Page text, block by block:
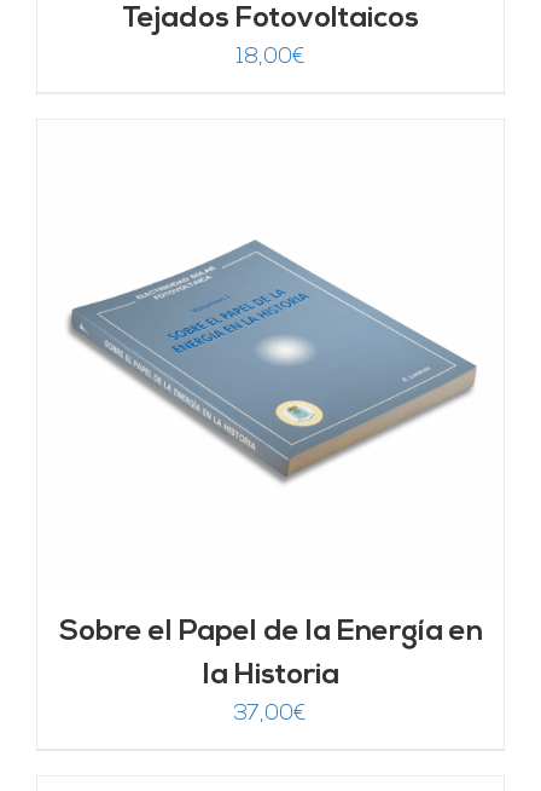
Tejados Fotovoltaicos
18,00€
Sobre el Papel de la Energía en
la Historia
37,00€